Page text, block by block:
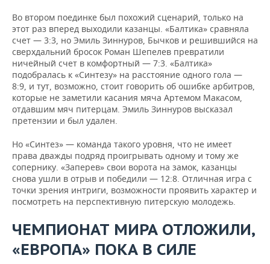
Во втором поединке был похожий сценарий, только на
этот раз вперед выходили казанцы. «Балтика» сравняла
счет — 3:3, но Эмиль Зиннуров, Бычков и решившийся на
сверхдальний бросок Роман Шепелев превратили
ничейный счет в комфортный — 7:3. «Балтика»
подобралась к «Синтезу» на расстояние одного гола —
8:9, и тут, возможно, стоит говорить об ошибке арбитров,
которые не заметили касания мяча Артемом Макасом,
отдавшим мяч питерцам. Эмиль Зиннуров высказал
претензии и был удален.
Но «Синтез» — команда такого уровня, что не имеет
права дважды подряд проигрывать одному и тому же
сопернику. «Заперев» свои ворота на замок, казанцы
снова ушли в отрыв и победили — 12:8. Отличная игра с
точки зрения интриги, возможности проявить характер и
посмотреть на перспективную питерскую молодежь.
ЧЕМПИОНАТ МИРА ОТЛОЖИЛИ,
«ЕВРОПА» ПОКА В СИЛЕ